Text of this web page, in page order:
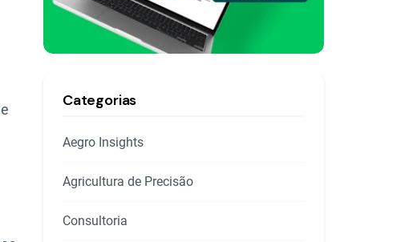
Categorias
Aegro Insights
Agricultura de Precisão
Consultoria